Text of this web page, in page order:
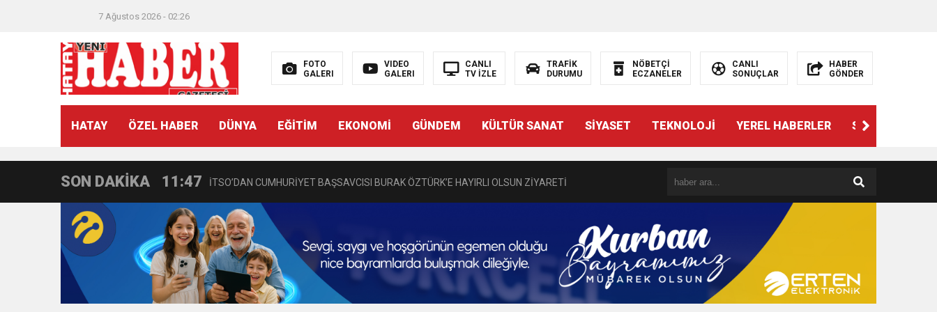
7 Ağustos 2026 - 02:26
FOTO
GALERI
VIDEO
GALERI
CANLI
TV İZLE
TRAFİK
DURUMU
NÖBETÇİ
ECZANELER
CANLI
SONUÇLAR
HABER
GÖNDER
HATAY ÖZEL HABER DÜNYA EĞİTİM EKONOMİ GÜNDEM KÜLTÜR SANAT SİYASET TEKNOLOJİ YEREL HABERLER SPOR
SON DAKİKA
21:40
11:47 İTSO’DAN CUMHURİYET BAŞSAVCISI BURAK ÖZTÜRK’E HAYIRLI OLSUN ZİYARETİ
18:55 İNCE’NİN CHP’DE KALMASININ PERDE ARKASI: GÖRÜNENDEN DAHA FAZLASI MI VAR?
11:57 IŞIL Eczanesi Görkemli Bir Törenle Hizmete Açıldı
21:40